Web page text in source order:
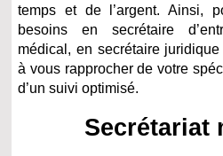
temps et de l’argent. Ainsi,
besoins en secrétaire
médical, en secrétaire
à vous rapprocher de votre
d’un suivi optimisé.
Secrétariat